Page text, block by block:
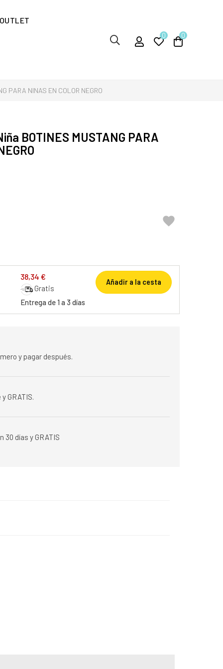
OUTLET
0 0
PARA NINAS EN COLOR NEGRO
BOTINES MUSTANG PARA

38,34 €
Gratis
Entrega de 1 a 3 días
Añadir a la cesta
y pagar después.
GRATIS.
30 días y GRATIS